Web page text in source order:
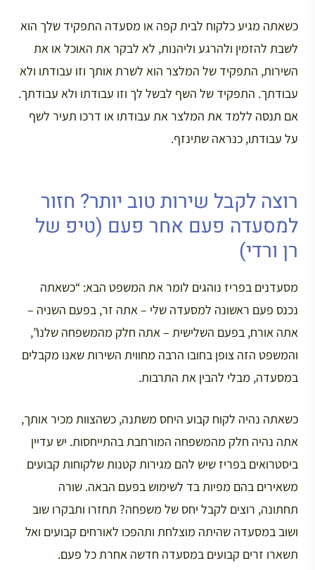
כשאתה מגיע כלקוח לבית קפה או מסעדה התפקיד שלך הוא
לשבת להזמין ולהרגע וליהנות, לא לבקר את האוכל או את
השירות, התפקיד של המלצר הוא לשרת אותך וזו עבודתו ולא
עבודתך. התפקיד של השף לבשל לך וזו עבודתו ולא עבודתך.
אם תנסה ללמד את המלצר את עבודתו או דרכו תעיר לשף
על עבודתו, כנראה שתינזף.
רוצה לקבל שירות טוב יותר? חזור
למסעדה פעם אחר פעם (טיפ של
רן ורדי)
מסעדנים בפריז נוהגים לומר את המשפט הבא: “כשאתה
נכנס פעם ראשונה למסעדה שלי – אתה זר, בפעם השניה –
אתה אורח, בפעם השלישית – אתה חלק מהמשפחה שלנו”,
והמשפט הזה צופן בחובו הרבה מחווית השירות שאנו מקבלים
במסעדה, מבלי להבין את התרבות.
כשאתה נהיה לקוח קבוע היחס משתנה, כשהצוות מכיר אותך,
אתה נהיה חלק מהמשפחה המורחבת בהתייחסות. יש עדיין
ביסטרואים בפריז שיש להם מגירות קטנות שלקוחות קבועים
משאירים בהם מפיות בד לשימוש בפעם הבאה. שורה
תחתונה, רוצים לקבל יחס של משפחה? תחזרו ותבקרו שוב
ושוב במסעדה שהיתה מוצלחת ותהפכו לאורחים קבועים ואל
תשארו זרים קבועים במסעדה חדשה אחרת כל פעם.